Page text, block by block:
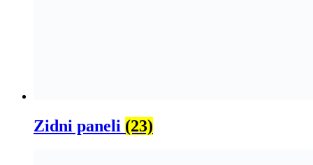
Zidni paneli (23)